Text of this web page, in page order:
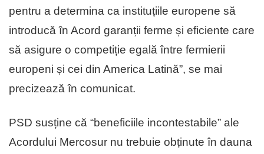
pentru a determina ca instituțiile europene să
introducă în Acord garanții ferme și eficiente care
să asigure o competiție egală între fermierii
europeni și cei din America Latină”, se mai
precizează în comunicat.
PSD susține că “beneficiile incontestabile” ale
Acordului Mercosur nu trebuie obținute în dauna